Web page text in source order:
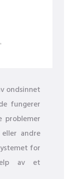
ondsinnet
fungerer
problemer
andre
for
av et